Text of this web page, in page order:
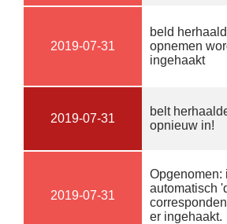
2019-07-31
beld
opnemen
ingehaakt
2019-07-31
belt
opnieuw in!
2019-07-31
Opgenomen:
automatisch
er ingehaakt.